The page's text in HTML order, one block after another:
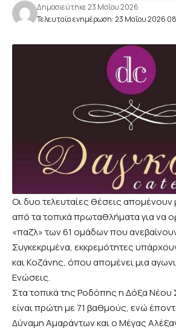
Τελευταία ενημέρωση: 23 Μαΐου 2026
Δημοσιεύτηκε 23 Μαΐου 2026
Οι δυο τελευταίες θέσεις απομένουν
από τατοπικά πρωταθλήματαγια να
«παζλ» των 61 ομάδων που
Συγκεκριμένα, εκκρεμότητες
καιΚοζάνης, όπου απομένει μια
Ενώσεις.
Στα τοπικά της Ροδόπης η Δόξα Νέου
είναι πρώτη με 71 βαθμούς, ενώ
Δύναμη Αμαράντων και ο Μέγας